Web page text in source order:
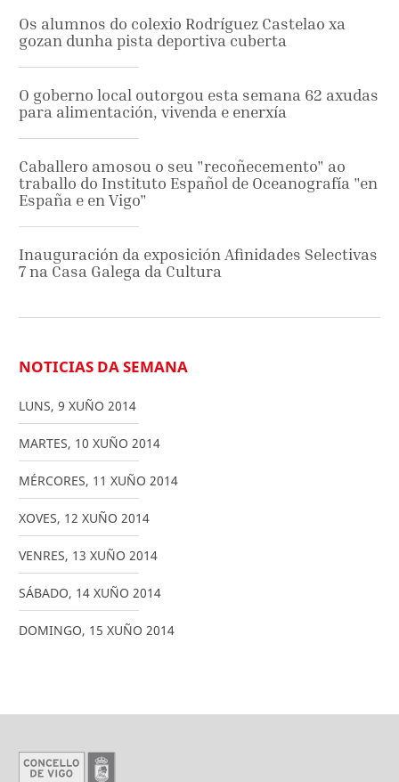
Os alumnos do colexio Rodríguez Castelao xa
gozan dunha pista deportiva cuberta
O goberno local outorgou esta semana 62 axudas
para alimentación, vivenda e enerxía
Caballero amosou o seu "recoñecemento" ao
traballo do Instituto Español de Oceanografía "en
España e en Vigo"
Inauguración da exposición Afinidades Selectivas
7 na Casa Galega da Cultura
NOTICIAS DA SEMANA
LUNS, 9 XUÑO 2014
MARTES, 10 XUÑO 2014
MÉRCORES, 11 XUÑO 2014
XOVES, 12 XUÑO 2014
VENRES, 13 XUÑO 2014
SÁBADO, 14 XUÑO 2014
DOMINGO, 15 XUÑO 2014